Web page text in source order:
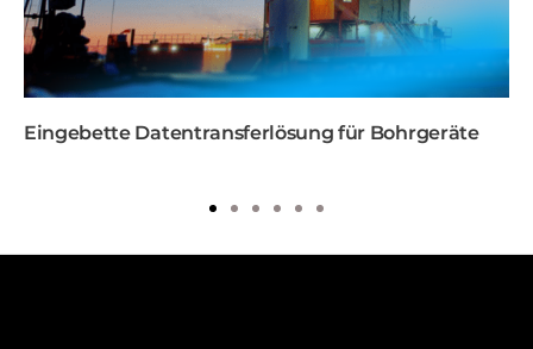
Eingebette Datentransferlösung für Bohrgeräte
1 2 3 4 5 6